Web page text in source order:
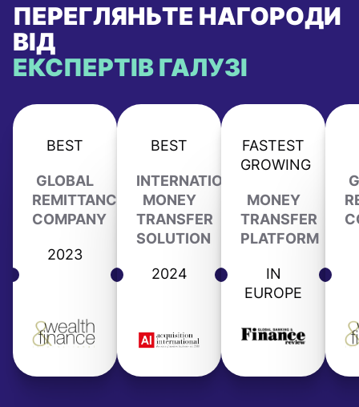
ПЕРЕГЛЯНЬТЕ НАГОРОДИ
ВІД
ЕКСПЕРТІВ ГАЛУЗІ
BEST
GLOBAL
REMITTANCE
COMPANY
2023
BEST
INTERNATIONAL
MONEY
TRANSFER
SOLUTION
2024
FASTEST
GROWING
MONEY
TRANSFER
PLATFORM
IN
EUROPE